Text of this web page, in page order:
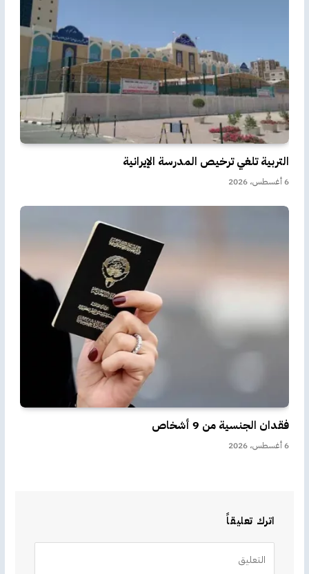
التربية تلغي ترخيص المدرسة الإيرانية
6 أغسطس، 2026
فقدان الجنسية من 9 أشخاص
6 أغسطس، 2026
اترك تعليقاً